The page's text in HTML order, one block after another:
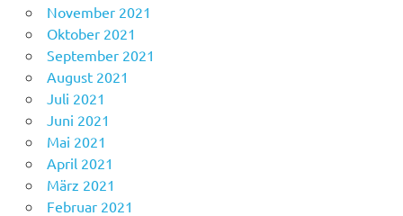
November 2021
Oktober 2021
September 2021
August 2021
Juli 2021
Juni 2021
Mai 2021
April 2021
März 2021
Februar 2021